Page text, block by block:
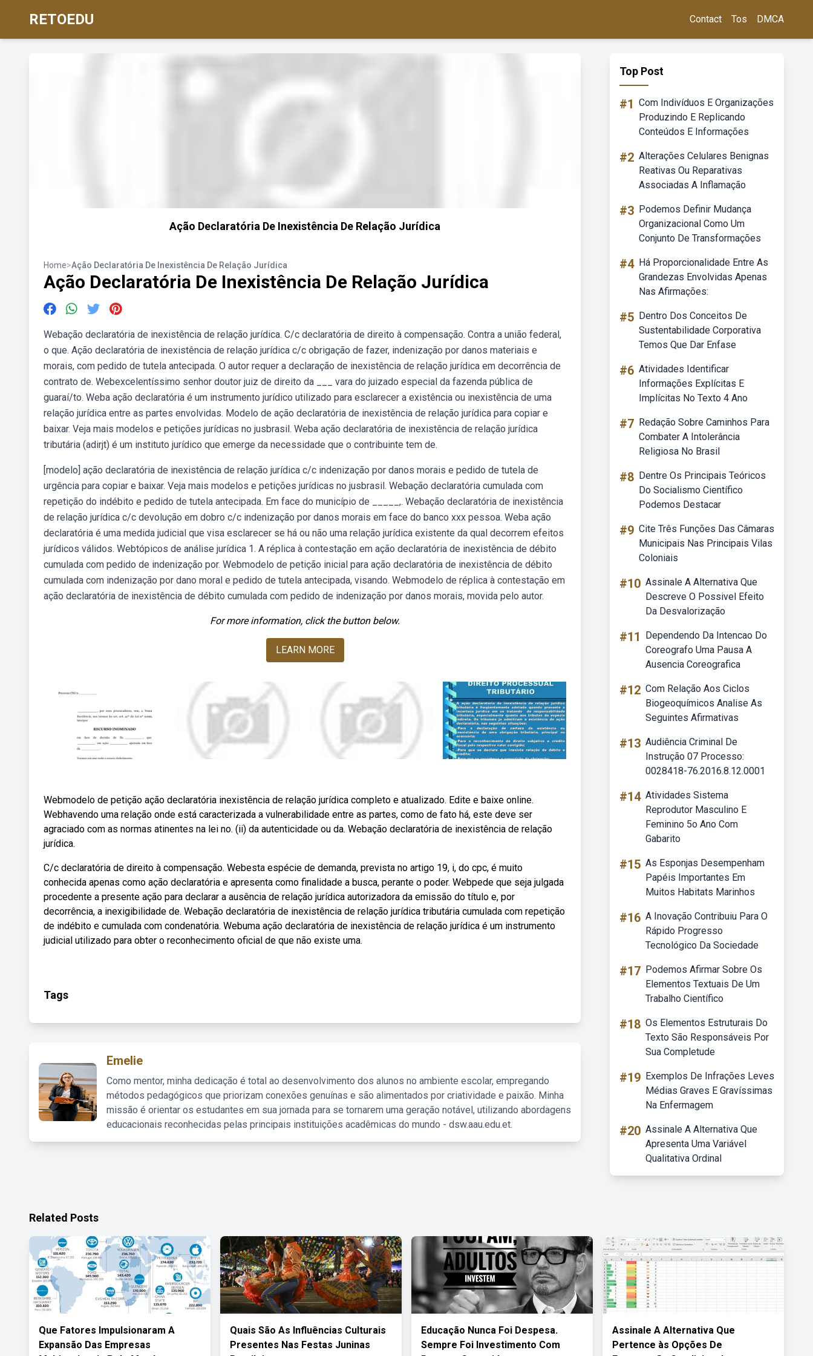
RETOEDU Contact Tos DMCA
Ação Declaratória De Inexistência De Relação Jurídica
Home>Ação Declaratória De Inexistência De Relação Jurídica
Ação Declaratória De Inexistência De Relação Jurídica
Webação declaratória de inexistência de relação jurídica. C/c declaratória de direito à compensação. Contra a união federal,
o que. Ação declaratória de inexistência de relação jurídica c/c obrigação de fazer, indenização por danos materiais e
morais, com pedido de tutela antecipada. O autor requer a declaração de inexistência de relação jurídica em decorrência de
contrato de. Webexcelentíssimo senhor doutor juiz de direito da ___ vara do juizado especial da fazenda pública de
guaraí/to. Weba ação declaratória é um instrumento jurídico utilizado para esclarecer a existência ou inexistência de uma
relação jurídica entre as partes envolvidas. Modelo de ação declaratória de inexistência de relação jurídica para copiar e
baixar. Veja mais modelos e petições jurídicas no jusbrasil. Weba ação declaratória de inexistência de relação jurídica
tributária (adirjt) é um instituto jurídico que emerge da necessidade que o contribuinte tem de.
[modelo] ação declaratória de inexistência de relação jurídica c/c indenização por danos morais e pedido de tutela de
urgência para copiar e baixar. Veja mais modelos e petições jurídicas no jusbrasil. Webação declaratória cumulada com
repetição do indébito e pedido de tutela antecipada. Em face do município de _____,. Webação declaratória de inexistência
de relação jurídica c/c devolução em dobro c/c indenização por danos morais em face do banco xxx pessoa. Weba ação
declaratória é uma medida judicial que visa esclarecer se há ou não uma relação jurídica existente da qual decorrem efeitos
jurídicos válidos. Webtópicos de análise jurídica 1. A réplica à contestação em ação declaratória de inexistência de débito
cumulada com pedido de indenização por. Webmodelo de petição inicial para ação declaratória de inexistência de débito
cumulada com indenização por dano moral e pedido de tutela antecipada, visando. Webmodelo de réplica à contestação em
ação declaratória de inexistência de débito cumulada com pedido de indenização por danos morais, movida pelo autor.
For more information, click the button below.
LEARN MORE
Webmodelo de petição ação declaratória inexistência de relação jurídica completo e atualizado. Edite e baixe online.
Webhavendo uma relação onde está caracterizada a vulnerabilidade entre as partes, como de fato há, este deve ser
agraciado com as normas atinentes na lei no. (ii) da autenticidade ou da. Webação declaratória de inexistência de relação
jurídica.
C/c declaratória de direito à compensação. Webesta espécie de demanda, prevista no artigo 19, i, do cpc, é muito
conhecida apenas como ação declaratória e apresenta como finalidade a busca, perante o poder. Webpede que seja julgada
procedente a presente ação para declarar a ausência de relação jurídica autorizadora da emissão do título e, por
decorrência, a inexigibilidade de. Webação declaratória de inexistência de relação jurídica tributária cumulada com repetição
de indébito e cumulada com condenatória. Webuma ação declaratória de inexistência de relação jurídica é um instrumento
judicial utilizado para obter o reconhecimento oficial de que não existe uma.
Tags
Emelie
Como mentor, minha dedicação é total ao desenvolvimento dos alunos no ambiente escolar, empregando
métodos pedagógicos que priorizam conexões genuínas e são alimentados por criatividade e paixão. Minha
missão é orientar os estudantes em sua jornada para se tornarem uma geração notável, utilizando abordagens
educacionais reconhecidas pelas principais instituições acadêmicas do mundo - dsw.aau.edu.et.
Top Post
#1 Com Indivíduos E Organizações
Produzindo E Replicando
Conteúdos E Informações
#2 Alterações Celulares Benignas
Reativas Ou Reparativas
Associadas A Inflamação
#3 Podemos Definir Mudança
Organizacional Como Um
Conjunto De Transformações
#4 Há Proporcionalidade Entre As
Grandezas Envolvidas Apenas
Nas Afirmações:
#5 Dentro Dos Conceitos De
Sustentabilidade Corporativa
Temos Que Dar Enfase
#6 Atividades Identificar
Informações Explícitas E
Implícitas No Texto 4 Ano
#7 Redação Sobre Caminhos Para
Combater A Intolerância
Religiosa No Brasil
#8 Dentre Os Principais Teóricos
Do Socialismo Científico
Podemos Destacar
#9 Cite Três Funções Das Câmaras
Municipais Nas Principais Vilas
Coloniais
#10 Assinale A Alternativa Que
Descreve O Possivel Efeito
Da Desvalorização
#11
Dependendo Da Intencao Do
Coreografo Uma Pausa A
Ausencia Coreografica
#12 Com Relação Aos Ciclos
Biogeoquímicos Analise As
Seguintes Afirmativas
#13 Audiência Criminal De
Instrução 07 Processo:
0028418-76.2016.8.12.0001
#14 Atividades Sistema
Reprodutor Masculino E
Feminino 5o Ano Com
Gabarito
#15 As Esponjas Desempenham
Papéis Importantes Em
Muitos Habitats Marinhos
#16 A Inovação Contribuiu Para O
Rápido Progresso
Tecnológico Da Sociedade
#17 Podemos Afirmar Sobre Os
Elementos Textuais De Um
Trabalho Científico
#18 Os Elementos Estruturais Do
Texto São Responsáveis Por
Sua Completude
#19 Exemplos De Infrações Leves
Médias Graves E Gravíssimas
Na Enfermagem
#20 Assinale A Alternativa Que
Apresenta Uma Variável
Qualitativa Ordinal
Related Posts
Que Fatores Impulsionaram A
Expansão Das Empresas
Quais São As Influências Culturais
Presentes Nas Festas Juninas
Educação Nunca Foi Despesa.
Sempre Foi Investimento Com
Assinale A Alternativa Que
Pertence às Opções De